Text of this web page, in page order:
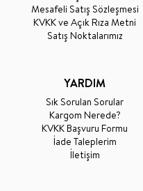
Mesafeli Satış Sözleşmesi
KVKK ve Açık Rıza Metni
Satış Noktalarımız
YARDIM
Sık Sorulan Sorular
Kargom Nerede?
KVKK Başvuru Formu
İade Taleplerim
İletişim